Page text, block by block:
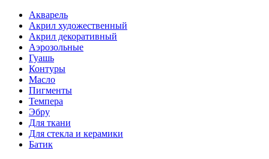
Акварель
Акрил художественный
Акрил декоративный
Аэрозольные
Гуашь
Контуры
Масло
Пигменты
Темпера
Эбру
Для ткани
Для стекла и керамики
Батик